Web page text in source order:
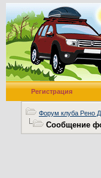
Регистрация
Форум клуба Рено
Сообщение